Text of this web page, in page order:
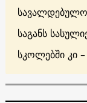
საგანს
სკოლებში კი